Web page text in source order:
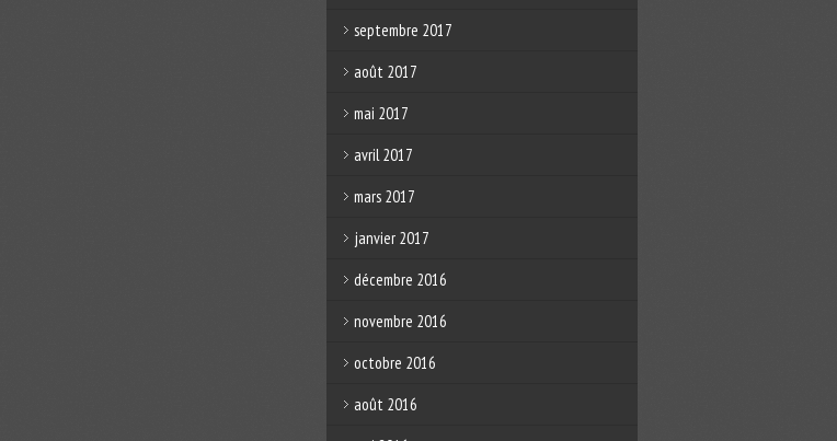
septembre 2017
août 2017
mai 2017
avril 2017
mars 2017
janvier 2017
décembre 2016
novembre 2016
octobre 2016
août 2016